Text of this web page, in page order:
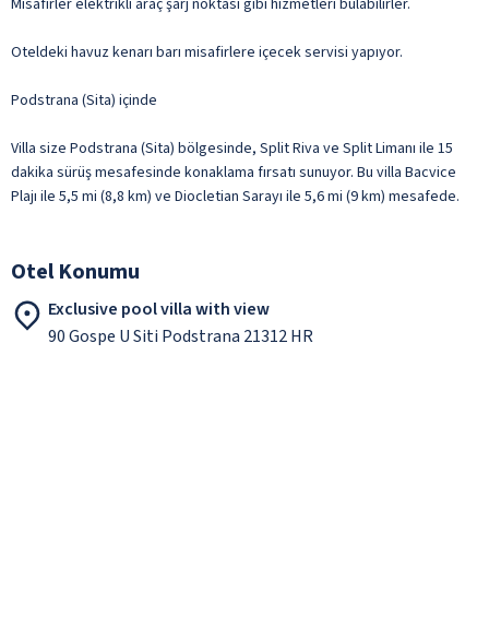
Oteldeki havuz kenarı barı misafirlere içecek servisi yapıyor.
Podstrana (Sita) içinde
Villa size Podstrana (Sita) bölgesinde, Split Riva ve Split Limanı ile 15
dakika sürüş mesafesinde konaklama fırsatı sunuyor. Bu villa Bacvice
Plajı ile 5,5 mi (8,8 km) ve Diocletian Sarayı ile 5,6 mi (9 km) mesafede.
Otel Konumu
Exclusive pool villa with view
90 Gospe U Siti Podstrana 21312 HR